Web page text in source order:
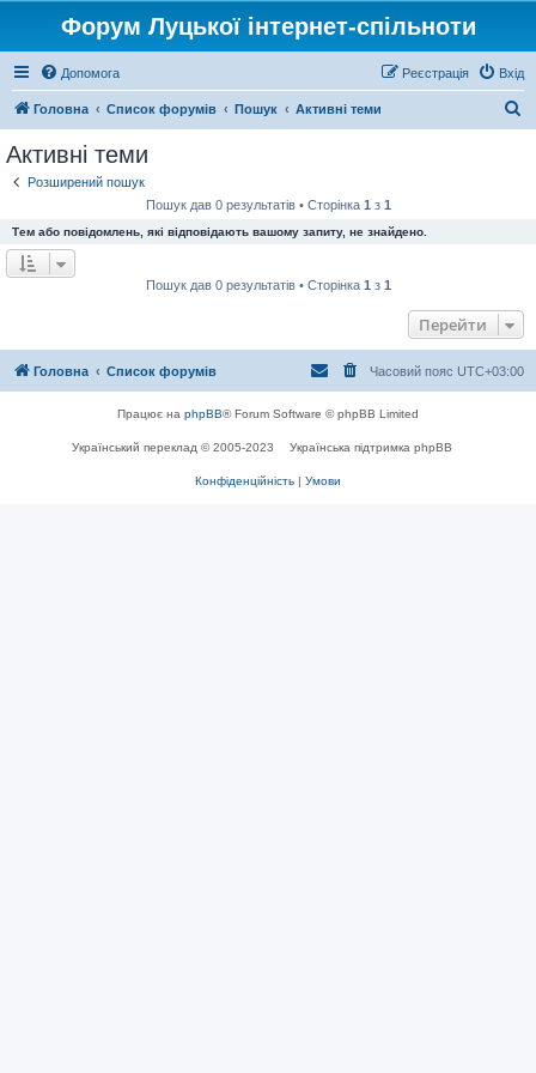
Форум Луцької інтернет-спільноти
Допомога Вхід
Реєстрація
Головна Список форумів Пошук Активні теми
Активні теми
Розширений пошук
Пошук дав 0 результатів • Сторінка 1 з 1
Тем або повідомлень, які відповідають вашому запиту, не знайдено.
Пошук дав 0 результатів • Сторінка 1 з 1
Перейти
Головна Список форумів Часовий пояс UTC+03:00
Працює на phpBB® Forum Software © phpBB Limited
Український переклад © 2005-2023 Українська підтримка phpBB
Конфіденційність | Умови